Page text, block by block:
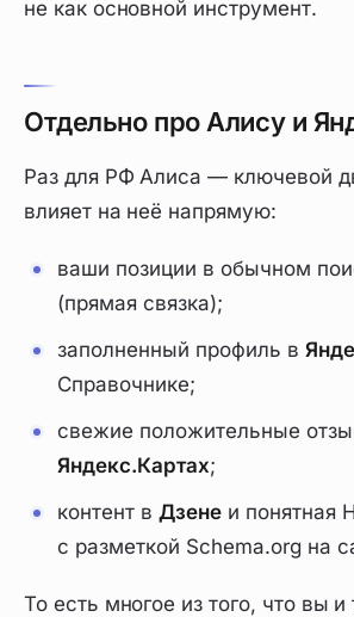
не как основной инструмент.
Отдельно про Алису и
Раз для РФ Алиса — ключевой
влияет на неё напрямую:
ваши позиции в обычном
(прямая связка);
заполненный профиль в
Справочнике;
свежие положительные
Яндекс.Картах;
контент в Дзене и понятная
с разметкой Schema.org на
То есть многое из того, что вы и